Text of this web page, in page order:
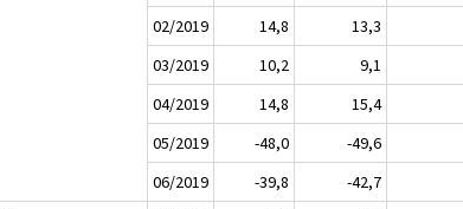
02/2019
14,8 13,3
03/2019
10,2 9,1
04/2019
14,8 15,4
05/2019
-48,0 -49,6
06/2019
-39,8 -42,7